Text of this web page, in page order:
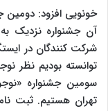
شرکت کنندگان در
توانسته بودیم نظر
سومین جشنواره
تهران هستیم. ثبت